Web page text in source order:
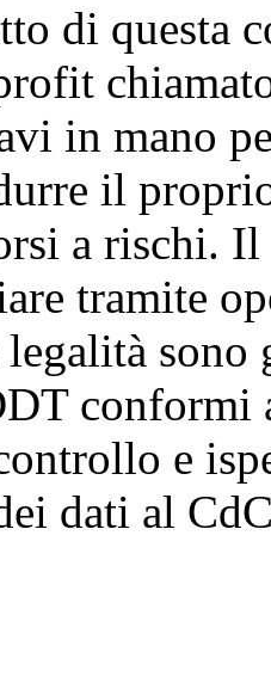
di questa
in mano
il
a rischi.
tramite
sono
conformi
e
dati al